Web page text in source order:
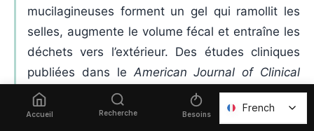
mucilagineuses forment un gel qui ramollit les
selles, augmente le volume fécal et entraîne les
déchets vers l’extérieur. Des études cliniques
publiées dans le American Journal of Clinical
Nutrition
confirment une amélioration du transit
dès 7 jours de supplémentation à 10 g/jour.
Accueil Recherche Besoins Favoris
French
French